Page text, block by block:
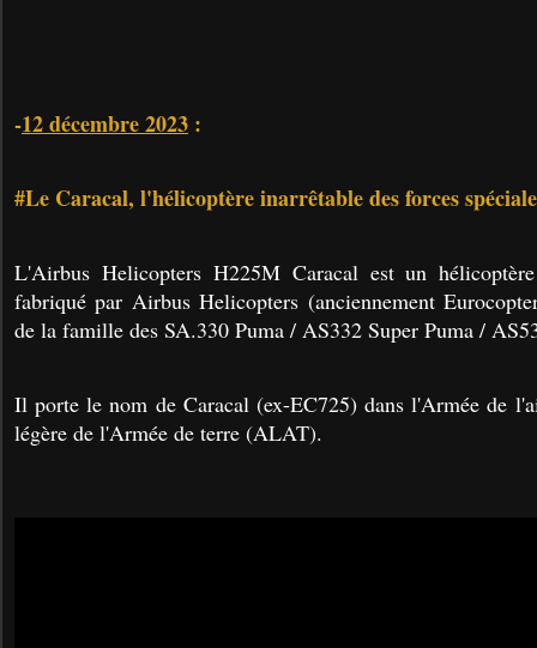
-12 décembre 2023 :
#Le Caracal, l'hélicoptère inarrêtable des forces
L'Airbus Helicopters H225M Caracal est un
fabriqué par Airbus Helicopters (anciennement
de la famille des SA.330 Puma / AS332 Super Puma /
Il porte le nom de Caracal (ex-EC725) dans l'Armée de
légère de l'Armée de terre (ALAT).